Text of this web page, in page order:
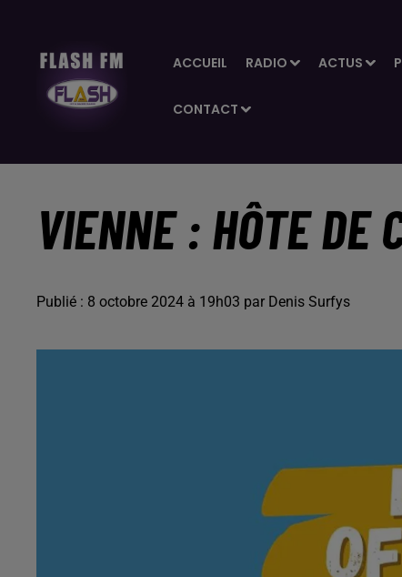
ACCUEIL RADIO ACTUS
CONTACT
VIENNE : HÔTE DE
Publié : 8 octobre 2024 à 19h03 par Denis Surfys